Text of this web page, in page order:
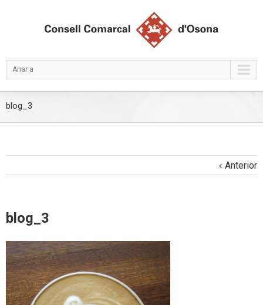
Anar a
blog_3
Anterior
blog_3